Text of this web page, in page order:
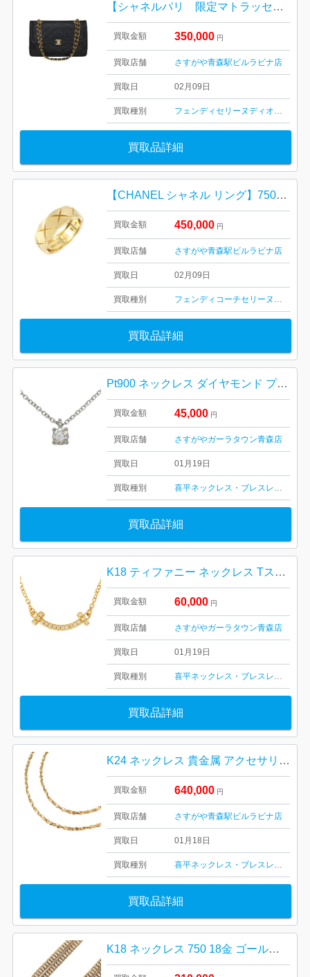
【シャネルパリ 限定マトラッセ】 ダブルフラップ チェーンショルダーバッグ・レディース
買取金額 350,000 円
買取店舗 さすがや青森駅ビルラビナ店
買取日 02月09日
買取種別 フェンディセリーヌディオール
買取品詳細
【CHANEL シャネル リング】750・18金・貴金属・ジュエリー・レディース・ココクラッシュ・ミディアム・J10571
買取金額 450,000 円
買取店舗 さすがや青森駅ビルラビナ店
買取日 02月09日
買取種別 フェンディ コーチセリーヌ ブレスレ
買取品詳細
Pt900 ネックレス ダイヤモンド プラチナ
買取金額 45,000 円
買取店舗 さすがやガーラタウン青森店
買取日 01月19日
買取種別 喜平ネックレス・ブレスレット
買取品詳細
K18 ティファニー ネックレス Tスマイル ゴールド 750
買取金額 60,000 円
買取店舗 さすがやガーラタウン青森店
買取日 01月19日
買取種別 喜平ネックレス・ブレスレット
買取品詳細
K24 ネックレス 貴金属 アクセサリー 999 24金 ゴールド
買取金額 640,000 円
買取店舗 さすがや青森駅ビルラビナ店
買取日 01月18日
買取種別 喜平ネックレス・ブレスレット
買取品詳細
K18 ネックレス 750 18金 ゴールド 貴金属 アクセサリー